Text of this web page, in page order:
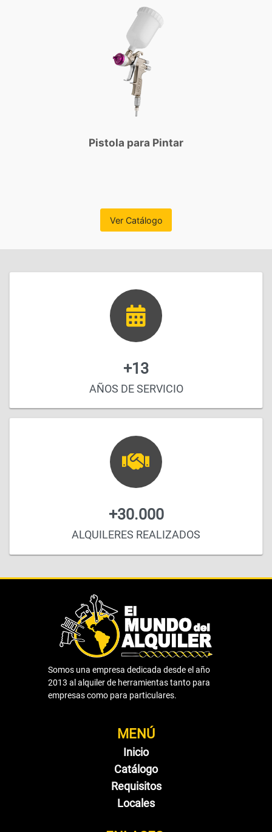
Pistola para Pintar
Ver Catálogo
+13
AÑOS DE SERVICIO
+30.000
ALQUILERES REALIZADOS
Somos una empresa dedicada desde el año
2013 al alquiler de herramientas tanto para
empresas como para particulares.
MENÚ
Inicio
Catálogo
Requisitos
Locales